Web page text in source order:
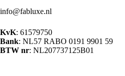
info@fabluxe.nl
KvK: 61579750
Bank: NL57 RABO 0191 9901 59
BTW nr: NL207737125B01